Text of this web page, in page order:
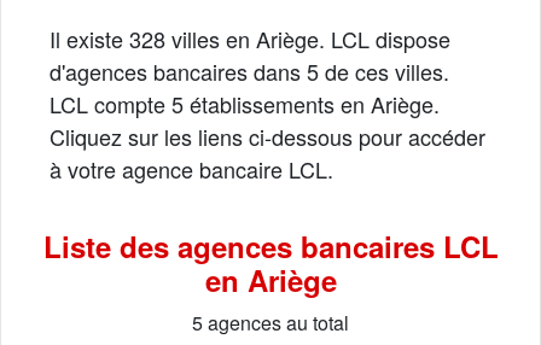
Il existe 328 villes en Ariège. LCL dispose
d'agences bancaires dans 5 de ces villes.
LCL compte 5 établissements en Ariège.
Cliquez sur les liens ci-dessous pour accéder
à votre agence bancaire LCL.
Liste des agences bancaires LCL
en Ariège
5 agences au total